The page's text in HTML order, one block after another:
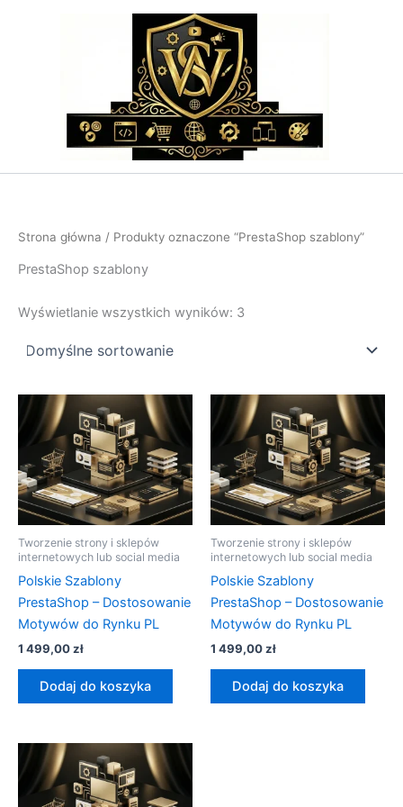
Strona główna / Produkty oznaczone “PrestaShop szablony”
PrestaShop szablony
Wyświetlanie wszystkich wyników: 3
Tworzenie strony i sklepów
internetowych lub social media
Polskie Szablony
PrestaShop – Dostosowanie
Motywów do Rynku PL
1 499,00zł
Dodaj do koszyka
Tworzenie strony i sklepów
internetowych lub social media
Polskie Szablony
PrestaShop – Dostosowanie
Motywów do Rynku PL
1 499,00zł
Dodaj do koszyka